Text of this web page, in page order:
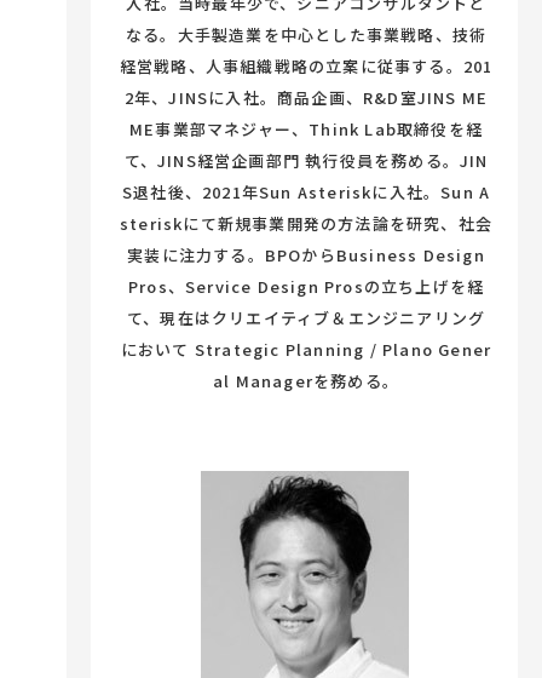
なる。大手製造業を中心とした事業戦略、技術
経営戦略、人事組織戦略の立案に従事する。201
2年、JINSに入社。商品企画、R&D室JINS ME
ME事業部マネジャー、Think Lab取締役を経
て、JINS経営企画部門 執行役員を務める。JIN
S退社後、2021年Sun Asteriskに入社。Sun A
steriskにて新規事業開発の方法論を研究、社会
実装に注力する。BPOからBusiness Design
Pros、Service Design Prosの立ち上げを経
て、現在はクリエイティブ＆エンジニアリング
において Strategic Planning / Plano Gener
al Managerを務める。